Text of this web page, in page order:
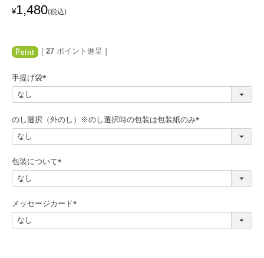
¥1,480 税込
[ 27 ポイント進呈 ]
手提げ袋
必
のし選択（外のし）※のし選択時の包装は包装紙のみ
必
包装について
必
)
メッセージカード
必